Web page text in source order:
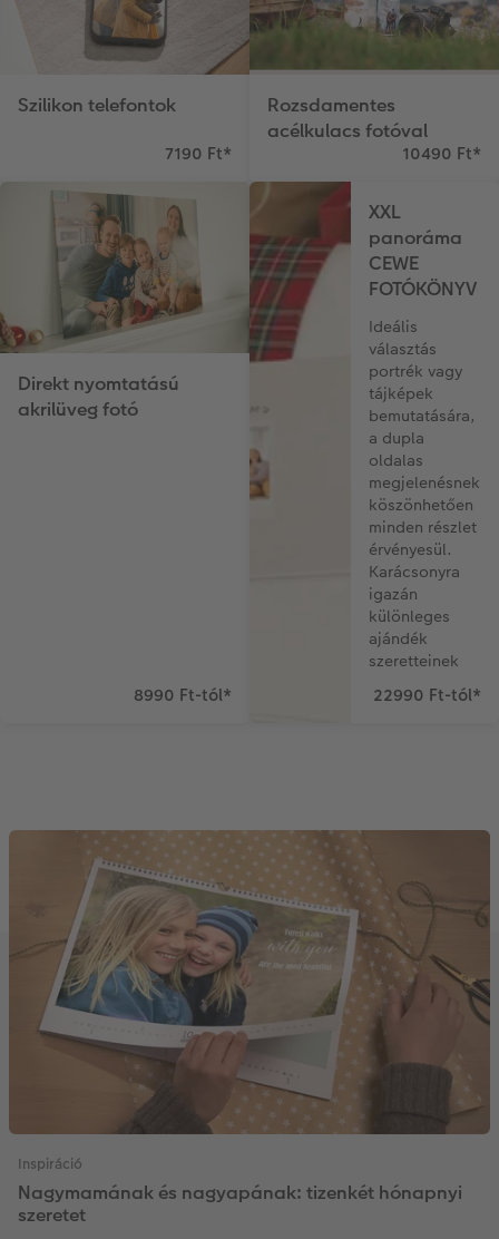
Szilikon telefontok
7190 Ft*
Rozsdamentes
acélkulacs fotóval
10490 Ft*
Direkt nyomtatású
akrilüveg fotó
8990 Ft-tól*
XXL
panoráma
CEWE
FOTÓKÖNYV
Ideális
választás
portrék vagy
tájképek
bemutatására,
a dupla
oldalas
megjelenésnek
köszönhetően
minden részlet
érvényesül.
Karácsonyra
igazán
különleges
ajándék
szeretteinek
22990 Ft-tól*
Inspiráció
Nagymamának és nagyapának: tizenkét hónapnyi
szeretet